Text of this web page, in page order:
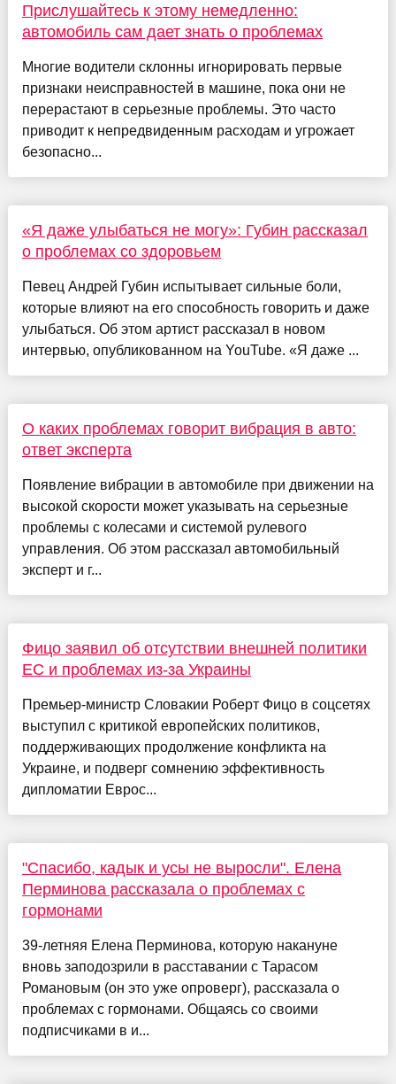
Прислушайтесь к этому немедленно:
автомобиль сам дает знать о проблемах
Многие водители склонны игнорировать первые
признаки неисправностей в машине, пока они не
перерастают в серьезные проблемы. Это часто
приводит к непредвиденным расходам и угрожает
безопасно...
«Я даже улыбаться не могу»: Губин рассказал
о проблемах со здоровьем
Певец Андрей Губин испытывает сильные боли,
которые влияют на его способность говорить и даже
улыбаться. Об этом артист рассказал в новом
интервью, опубликованном на YouTube. «Я даже ...
О каких проблемах говорит вибрация в авто:
ответ эксперта
Появление вибрации в автомобиле при движении на
высокой скорости может указывать на серьезные
проблемы с колесами и системой рулевого
управления. Об этом рассказал автомобильный
эксперт и г...
Фицо заявил об отсутствии внешней политики
ЕС и проблемах из-за Украины
Премьер-министр Словакии Роберт Фицо в соцсетях
выступил с критикой европейских политиков,
поддерживающих продолжение конфликта на
Украине, и подверг сомнению эффективность
дипломатии Еврос...
"Спасибо, кадык и усы не выросли". Елена
Перминова рассказала о проблемах с
гормонами
39-летняя Елена Перминова, которую накануне
вновь заподозрили в расставании с Тарасом
Романовым (он это уже опроверг), рассказала о
проблемах с гормонами. Общаясь со своими
подписчиками в и...